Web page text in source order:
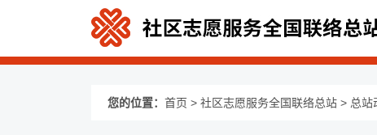
您的位置： 首页 > 社区志愿服务全国联络总站 > 总站